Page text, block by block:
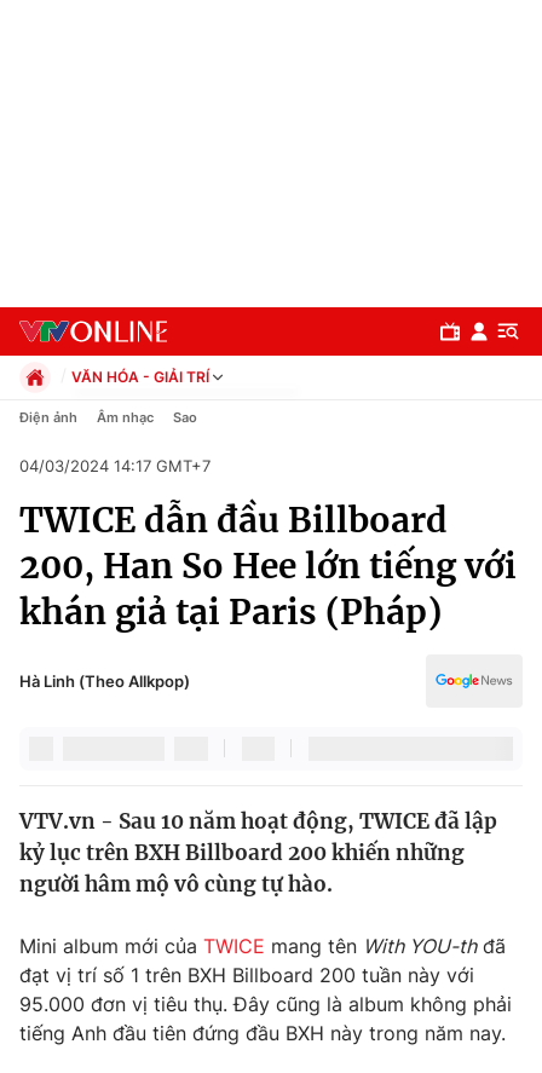
Chuyên mục
Chính trị
Xã hội
Pháp luật
Thế giới
Tin tức
Câu chuyện quốc tế
Kinh tế
Tài chính
Thị trường
Góc doanh nghiệp
Dữ liệu và đời sống
Truyền hình
VĂN HÓA - GIẢI TRÍ
Chính trị
Pháp luật
Kinh tế
Thể thao
Truyền hình
Văn hóa - Giải trí
Công nghệ
Điện ảnh Âm nhạc Sao
04/03/2024 14:17 GMT+7
TWICE dẫn đầu Billboard
200, Han So Hee lớn tiếng với
khán giả tại Paris (Pháp)
Hà Linh (Theo Allkpop)
VTV.vn - Sau 10 năm hoạt động, TWICE đã lập
kỷ lục trên BXH Billboard 200 khiến những
người hâm mộ vô cùng tự hào.
Mini album mới của TWICE mang tên With YOU-thđã
đạt vị trí số 1 trên BXH Billboard 200 tuần này với
95.000 đơn vị tiêu thụ. Đây cũng là album không phải
tiếng Anh đầu tiên đứng đầu BXH này trong năm nay.